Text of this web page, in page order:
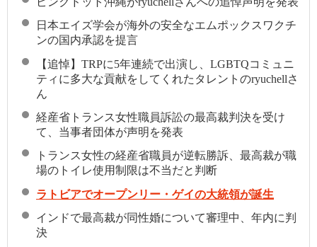
日本エイズ学会が海外の安全なエムポックスワクチ
ンの国内承認を提言
【追悼】TRPに5年連続で出演し、LGBTQコミュニ
ティに多大な貢献をしてくれたタレントのryuchellさ
ん
経産省トランス女性職員訴訟の最高裁判決を受け
て、当事者団体が声明を発表
トランス女性の経産省職員が逆転勝訴、最高裁が職
場のトイレ使用制限は不当だと判断
ラトビアでオープンリー・ゲイの大統領が誕生
インドで最高裁が同性婚について審理中、年内に判
決